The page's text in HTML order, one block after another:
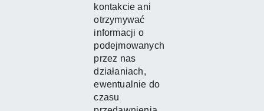
kontakcie ani
otrzymywać
informacji o
podejmowanych
przez nas
działaniach,
ewentualnie do
czasu